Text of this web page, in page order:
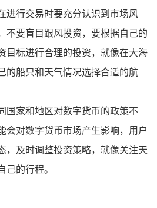
进行交易时要充分认识到市场风
不要盲目跟风投资，要根据自己的
目标进行合理的投资，就像在大海
的船只和天气情况选择合适的航
国家和地区对数字货币的政策不
会对数字货币市场产生影响，用户
，及时调整投资策略，就像关注天
己的行程。